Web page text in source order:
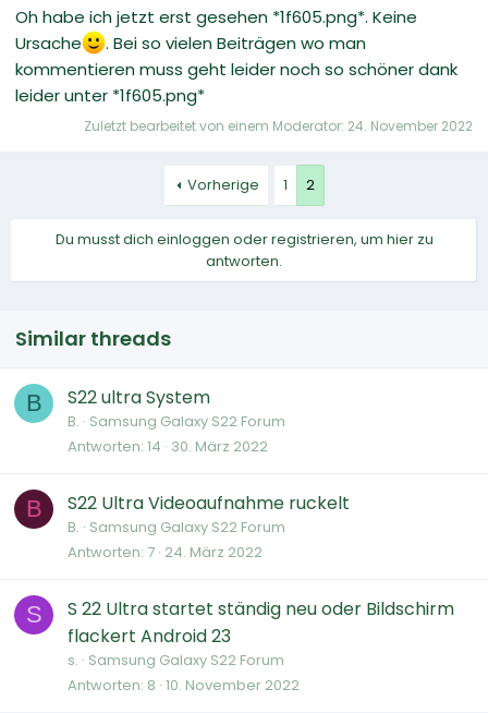
Oh habe ich jetzt erst gesehen *1f605.png*. Keine
Ursache
. Bei so vielen Beiträgen wo man
kommentieren muss geht leider noch so schöner dank
leider unter *1f605.png*
Zuletzt bearbeitet von einem Moderator: 24. November 2022
Vorherige 1 2
Du musst dich einloggen oder registrieren, um hier zu
antworten.
Similar threads
B S22 ultra System
B. Samsung Galaxy S22 Forum
Antworten 14 30. März 2022
B S22 Ultra Videoaufnahme ruckelt
B. Samsung Galaxy S22 Forum
Antworten 7 24. März 2022
S
S 22 Ultra startet ständig neu oder Bildschirm
flackert Android 23
s. Samsung Galaxy S22 Forum
Antworten 8 10. November 2022